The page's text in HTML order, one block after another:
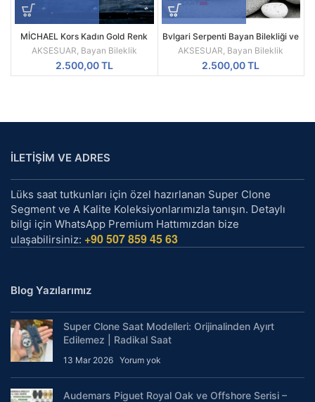
MİCHAEL Kors Kadın Gold Renk
Kolye & Yüzük Seti
AKSESUAR Bayan Bileklik
2.500,00TL
Bvlgari Serpenti Bayan Bilekliği ve
Yüzük Takı Seti Silver Black
AKSESUAR Bayan Bileklik
2.500,00TL
İLETİŞİM VE ADRES
Lüks saat tutkunları için özel hazırlanan Super Clone
Segment ve A Kalite Koleksiyonlarımızla tanışın. Detaylı
bilgi için WhatsApp Premium Hattımızdan bize
ulaşabilirsiniz: +90 507 859 45 63
Blog Yazılarımız
Super Clone Saat Modelleri: Orijinalinden Ayırt
Edilemez | Radikal Saat
13 Mar 2026 Yorum yok
Audemars Piguet Royal Oak ve Offshore Serisi –